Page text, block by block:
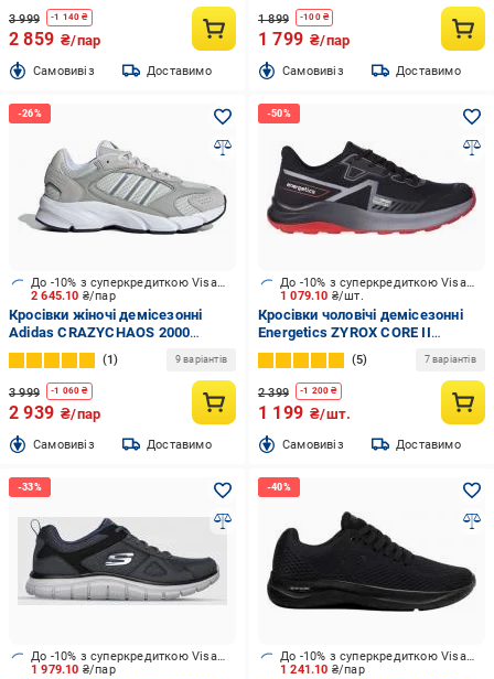
3 999 -1 140 ₴
2 859 ₴/пар
Cамовивіз Доставимо
1 899 -100₴
1 799 ₴/пар
Cамовивіз Доставимо
2 645.10 ₴/пар
До -10% з суперкредиткою Visa Вигода
Кросівки жіночі демісезонні
Adidas CRAZYCHAOS 2000
IG4347 р.38 2/3 сірі
1 9 варіантів
3 999 -1 060 ₴
2 939 ₴/пар
Cамовивіз Доставимо
1 079.10 ₴/шт.
До -10% з суперкредиткою Visa Вигода
Кросівки чоловічі демісезонні
Energetics ZYROX CORE II
429286-900050 р.41 чорні
5 7 варіантів
2 399 -1 200 ₴
1 199 ₴/шт.
Cамовивіз Доставимо
1 979.10 ₴/пар
До -10% з суперкредиткою Visa Вигода
1 241.10 ₴/пар
До -10% з суперкредиткою Visa Вигода